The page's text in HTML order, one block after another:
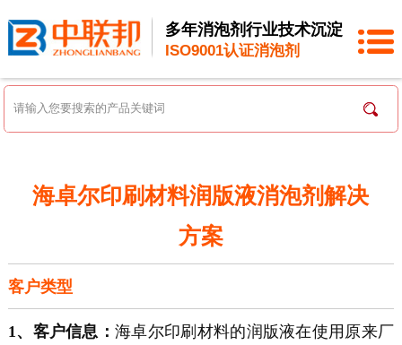
多年消泡剂行业技术沉淀
ISO9001认证消泡剂
海卓尔印刷材料润版液消泡剂解决
方案
客户类型
1、客户信息：海卓尔印刷材料的润版液在使用原来厂